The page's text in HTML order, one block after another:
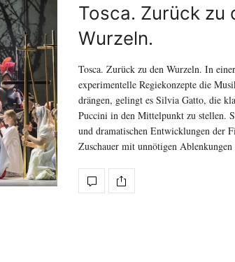
Tosca. Zurück zu
Wurzeln.
Tosca. Zurück zu den Wurzeln. In
experimentelle Regiekonzepte die
drängen, gelingt es Silvia Gatto, die
Puccini in den Mittelpunkt zu stellen.
und dramatischen Entwicklungen der
Zuschauer mit unnötigen Ablenkungen